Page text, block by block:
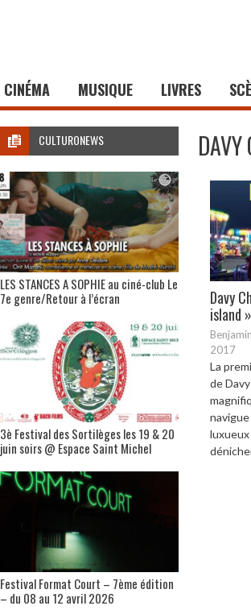
CINÉMA MUSIQUE LIVRES
DAVY
Davy
island »
2017
La
de
CULTURONEWS
LES STANCES A SOPHIE au ciné-club Le
7e genre/Retour à l’écran
3è Festival des Sortilèges les 19 & 20
juin soirs @ Espace Saint Michel
Festival Format Court – 7ème édition
– du 08 au 12 avril 2026